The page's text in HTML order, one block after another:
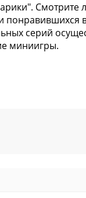
Смотрите
понравившихся
серий
миниигры.